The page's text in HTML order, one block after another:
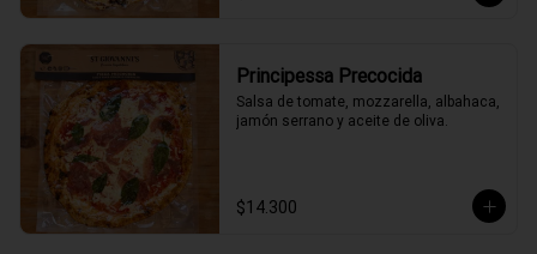
Principessa Precocida
Salsa de tomate, mozzarella, albahaca,
jamón serrano y aceite de oliva.
$14.300